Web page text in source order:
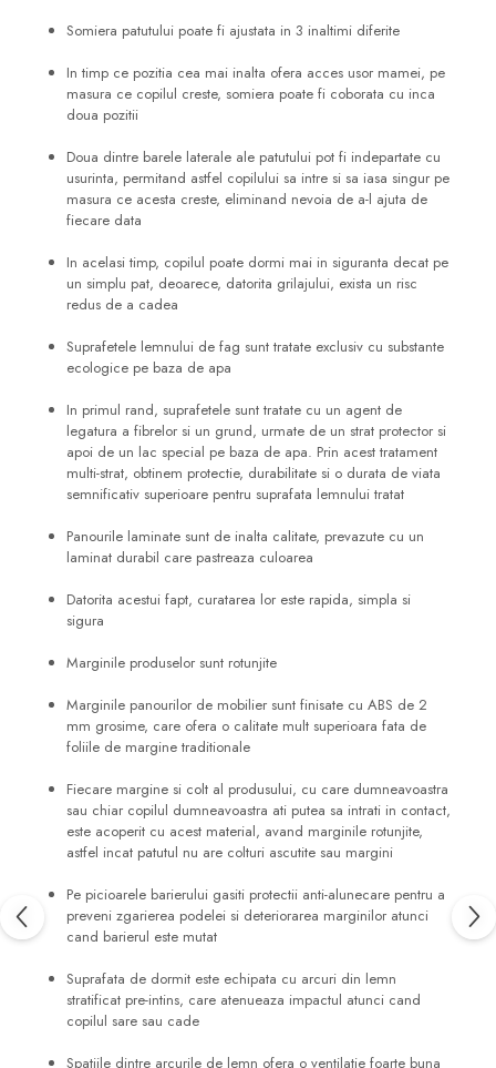
Somiera patutului poate fi ajustata in 3 inaltimi diferite
In timp ce pozitia cea mai inalta ofera acces usor mamei, pe
masura ce copilul creste, somiera poate fi coborata cu inca
doua pozitii
Doua dintre barele laterale ale patutului pot fi indepartate cu
usurinta, permitand astfel copilului sa intre si sa iasa singur pe
masura ce acesta creste, eliminand nevoia de a-l ajuta de
fiecare data
In acelasi timp, copilul poate dormi mai in siguranta decat pe
un simplu pat, deoarece, datorita grilajului, exista un risc
redus de a cadea
Suprafetele lemnului de fag sunt tratate exclusiv cu substante
ecologice pe baza de apa
In primul rand, suprafetele sunt tratate cu un agent de
legatura a fibrelor si un grund, urmate de un strat protector si
apoi de un lac special pe baza de apa. Prin acest tratament
multi-strat, obtinem protectie, durabilitate si o durata de viata
semnificativ superioare pentru suprafata lemnului tratat
Panourile laminate sunt de inalta calitate, prevazute cu un
laminat durabil care pastreaza culoarea
Datorita acestui fapt, curatarea lor este rapida, simpla si
sigura
Marginile produselor sunt rotunjite
Marginile panourilor de mobilier sunt finisate cu ABS de 2
mm grosime, care ofera o calitate mult superioara fata de
foliile de margine traditionale
Fiecare margine si colt al produsului, cu care dumneavoastra
sau chiar copilul dumneavoastra ati putea sa intrati in contact,
este acoperit cu acest material, avand marginile rotunjite,
astfel incat patutul nu are colturi ascutite sau margini
Pe picioarele barierului gasiti protectii anti-alunecare pentru a
preveni zgarierea podelei si deteriorarea marginilor atunci
cand barierul este mutat
Suprafata de dormit este echipata cu arcuri din lemn
stratificat pre-intins, care atenueaza impactul atunci cand
copilul sare sau cade
Spatiile dintre arcurile de lemn ofera o ventilatie foarte buna